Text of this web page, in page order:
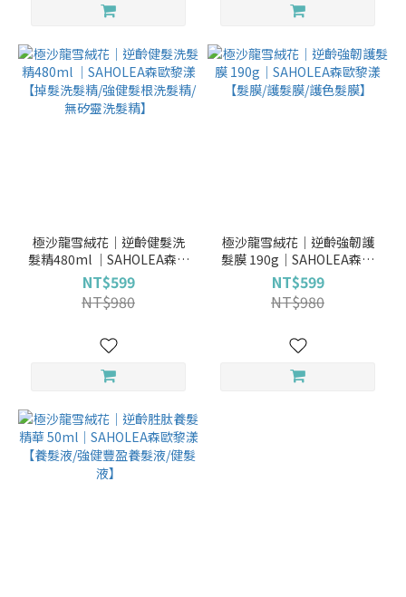
極沙龍雪絨花│逆齡健髮洗
髮精480ml │SAHOLEA森歐
黎漾【掉髮洗髮精/強健髮根
洗髮精/無矽靈洗髮精】
NT$599
NT$980
極沙龍雪絨花│逆齡強韌護
髮膜 190g│SAHOLEA森歐
黎漾【髮膜/護髮膜/護色髮
膜】
NT$599
NT$980